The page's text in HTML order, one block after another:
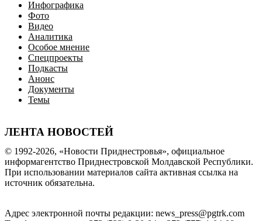
Инфографика
Фото
Видео
Аналитика
Особое мнение
Спецпроекты
Подкасты
Анонс
Документы
Темы
ЛЕНТА НОВОСТЕЙ
© 1992-2026, «Новости Приднестровья», официальное
информагентство Приднестровской Молдавской Республики.
При использовании материалов сайта активная ссылка на
источник обязательна.
Адрес электронной почты редакции: news_press@pgtrk.com